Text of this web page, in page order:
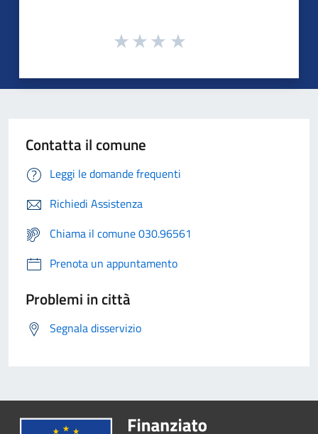
Contatta il comune
Leggi le domande frequenti
Richiedi Assistenza
Chiama il comune 030.96561
Prenota un appuntamento
Problemi in città
Segnala disservizio